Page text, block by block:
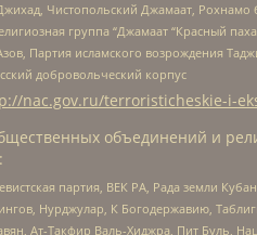
Чистопольский Джамаат,
группа “Джамаат “Красный
Партия исламского возрождения
добровольческий корпус
nac.gov.ru/terroristicheskie-i-
объединений и
партия, ВЕК РА, Рада земли
Нурджулар, К Богодержавию,
Ат-Такфир Валь-Хиджра, Пит Буль,